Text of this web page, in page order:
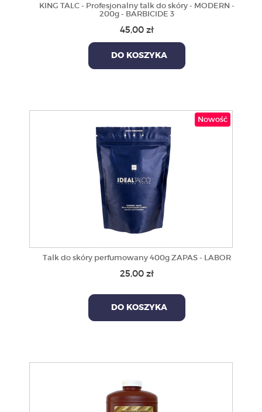
KING TALC - Profesjonalny talk do skóry - MODERN -
200g - BARBICIDE 3
45,00 zł
DO KOSZYKA
Nowość
Talk do skóry perfumowany 400g ZAPAS - LABOR
25,00 zł
DO KOSZYKA